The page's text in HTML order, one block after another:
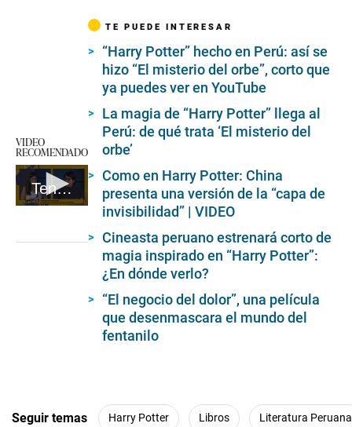
VIDEO
RECOMENDADO
Tenemos que hablar - Entrevista Alfonso Rivadeneyra
TE PUEDE INTERESAR
“Harry Potter” hecho en Perú: así se
hizo “El misterio del orbe”, corto que
ya puedes ver en YouTube
La magia de “Harry Potter” llega al
Perú: de qué trata ‘El misterio del
orbe’
Como en Harry Potter: China
presenta una versión de la “capa de
invisibilidad” | VIDEO
Cineasta peruano estrenará corto de
magia inspirado en “Harry Potter”:
¿En dónde verlo?
“El negocio del dolor”, una película
que desenmascara el mundo del
fentanilo
Seguir temas Harry Potter Libros Literatura Peruana